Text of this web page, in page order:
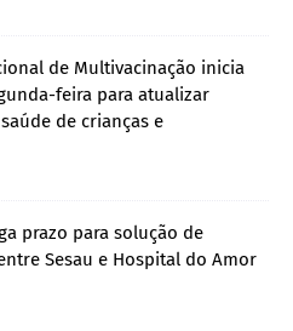
de Multivacinação inicia
feira para atualizar
de crianças e
prazo para solução de
Sesau e Hospital do Amor